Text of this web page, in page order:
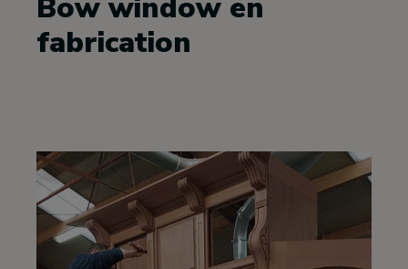
fabrication